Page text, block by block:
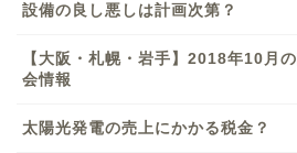
設備の良し悪しは計画次第？
【大阪・札幌・岩手】2018年10月
会情報
太陽光発電の売上にかかる税金？